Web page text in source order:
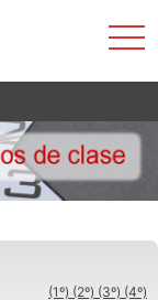
(1º) (2º) (3º) (4º)